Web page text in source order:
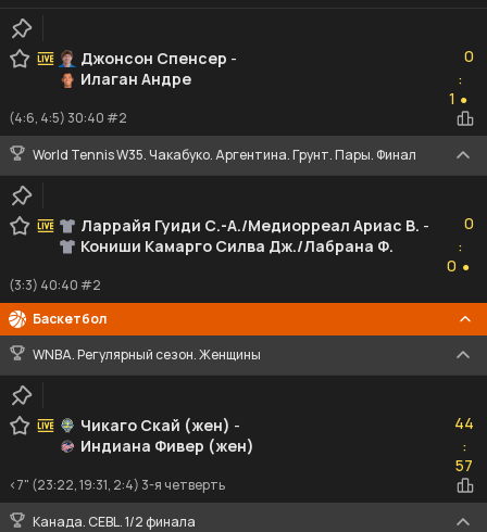
Джонсон Спенсер -
Илаган Андре
0
:
1 ●
(4:6, 4:5) 30:40 #2
World Tennis W35. Чакабуко. Аргентина. Грунт. Пары. Финал
Ларрайя Гуиди С.-А./Медиорреал Ариас В. -
Кониши Камарго Силва Дж./Лабрана Ф.
0
:
0 ●
(3:3) 40:40 #2
Баскетбол
WNBA. Регулярный сезон. Женщины
Чикаго Скай (жен) -
Индиана Фивер (жен)
44
:57
57
<7" (23:22, 19:31, 2:4) 3-я четверть
Канада. CEBL. 1/2 финала